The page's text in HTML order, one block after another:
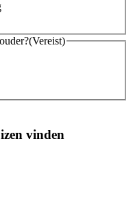
(Vereist)
vinden